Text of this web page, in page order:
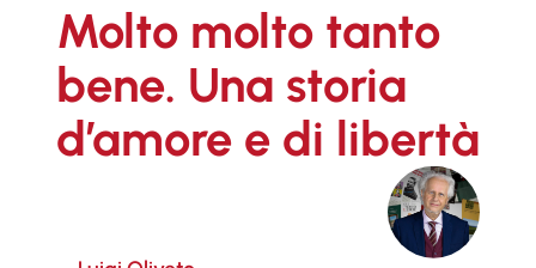
Molto molto tanto
bene. Una storia
d’amore e di libertà